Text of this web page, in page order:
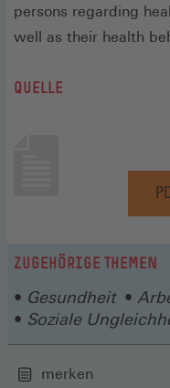
persons regarding
well as their health
QUELLE
ZUGEHÖRIGE THEMEN
Gesundheit
Soziale
merken